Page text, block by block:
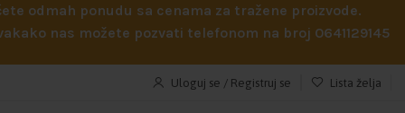
odmah ponudu sa cenama za tražene proizvode.
nas možete pozvati telefonom na broj 0641129145
Uloguj se / Registruj se Lista želja